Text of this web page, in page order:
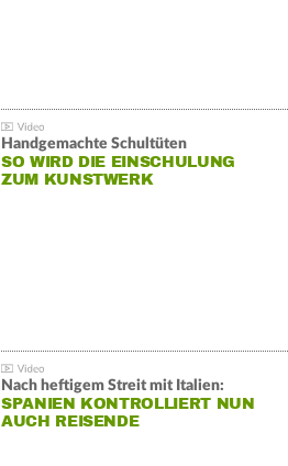
Handgemachte Schultüten
SO WIRD DIE EINSCHULUNG
ZUM KUNSTWERK
Nach heftigem Streit mit Italien:
SPANIEN KONTROLLIERT NUN
AUCH REISENDE